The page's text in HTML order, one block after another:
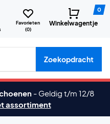
Favorieten
(0)
0
Winkelwagentje
merken etc.
Zoekopdracht
- Geldig t/m 12/8
assortiment